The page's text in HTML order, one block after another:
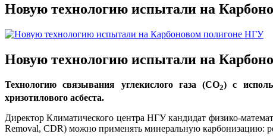
Новую технологию испытали на
Новую технологию испытали на
Технологию связывания углекислого газа (CO2) с
хризотилового асбеста.
Директор Климатического центра НГУ кандидат физико-
Removal, CDR) можно применять минеральную карбонизацию: